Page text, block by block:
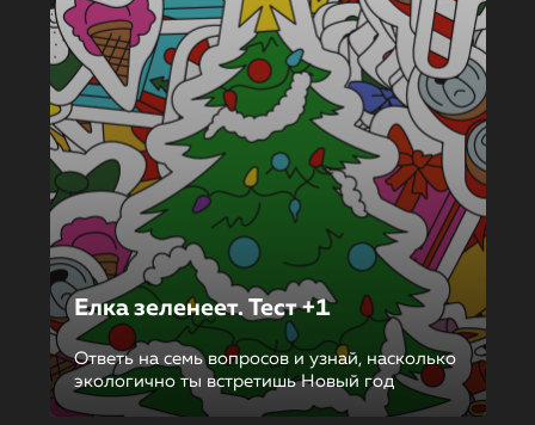
Елка зеленеет. Тест +1
Ответь на семь вопросов и узнай, насколько
экологично ты встретишь Новый год